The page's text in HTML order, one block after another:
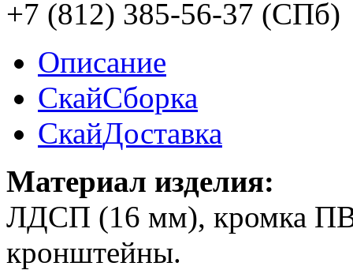
+7 (812) 385-56-37 (СПб)
Описание
СкайСборка
СкайДоставка
Материал изделия:
ЛДСП (16 мм), кромка
кронштейны.